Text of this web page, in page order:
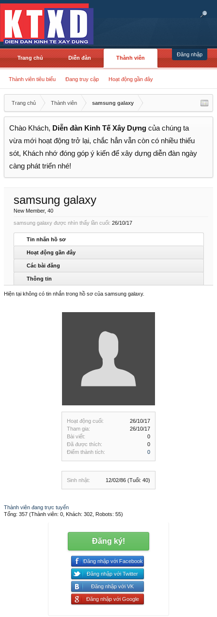
Đăng nhập
Trang chủ Diễn đàn Thành viên
Thành viên tiêu biểu Đang truy cập Hoạt động gần đây
Trang chủ Thành viên samsung galaxy
Chào Khách, Diễn đàn Kinh Tế Xây Dựng của chúng ta
vừa mới hoạt động trở lại, chắc hẳn vẫn còn có nhiều thiếu
sót, Khách nhớ đóng góp ý kiến để xây dựng diễn đàn ngày
càng phát triển nhé!
Hoạt động cuối:
26/10/17
Tham gia:
26/10/17
Bài viết:
0
Đã được thích:
0
Điểm thành tích:
0
Sinh nhật: 12/02/86 (Tuổi: 40)
samsung galaxy
New Member, 40
samsung galaxy được nhìn thấy lần cuối: 26/10/17
Tin nhắn hồ sơ
Hoạt động gần đây
Các bài đăng
Thông tin
Hiện tại không có tin nhắn trong hồ sơ của samsung galaxy.
Thành viên đang trực tuyến
Tổng: 357 (Thành viên: 0, Khách: 302, Robots: 55)
Đăng ký!
Đăng nhập với Facebook
Đăng nhập với Twitter
Đăng nhập với VK
Đăng nhập với Google